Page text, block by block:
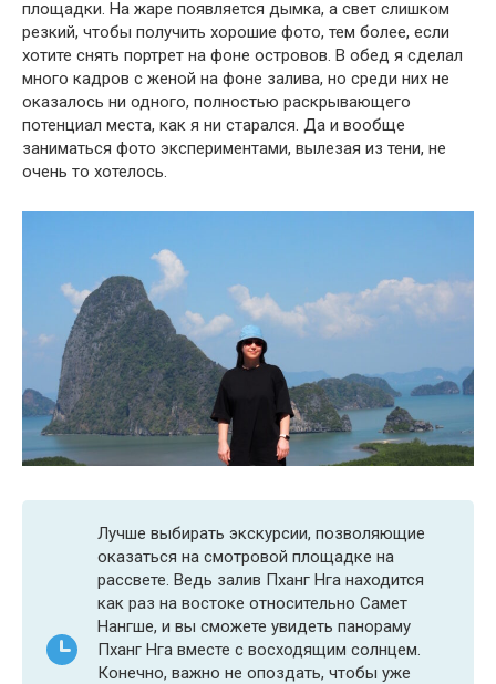
площадки. На жаре появляется дымка, а свет слишком
резкий, чтобы получить хорошие фото, тем более, если
хотите снять портрет на фоне островов. В обед я сделал
много кадров с женой на фоне залива, но среди них не
оказалось ни одного, полностью раскрывающего
потенциал места, как я ни старался. Да и вообще
заниматься фото экспериментами, вылезая из тени, не
очень то хотелось.
Лучше выбирать экскурсии, позволяющие
оказаться на смотровой площадке на
рассвете. Ведь залив Пханг Нга находится
как раз на востоке относительно Самет
Нангше, и вы сможете увидеть панораму
Пханг Нга вместе с восходящим солнцем.
Конечно, важно не опоздать, чтобы уже